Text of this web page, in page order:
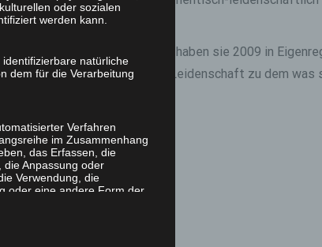
möchte. Ihre erste CD haben sie 2009 in
Band ihr Potenzial und ihre Leidenschaft zu dem was
oder sozialen
werden kann.
natürliche
dem für die Verarbeitung
Verfahren
im Zusammenhang
das Erfassen, die
Anpassung oder
Verwendung, die
oder eine andere Form der